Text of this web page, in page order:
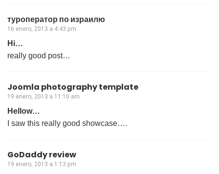
туроператор по израилю
16 enero, 2013 a 4:43 pm
Hi…
really good post…
Joomla photography template
19 enero, 2013 a 11:10 am
Hellow…
I saw this really good showcase….
GoDaddy review
19 enero, 2013 a 1:13 pm